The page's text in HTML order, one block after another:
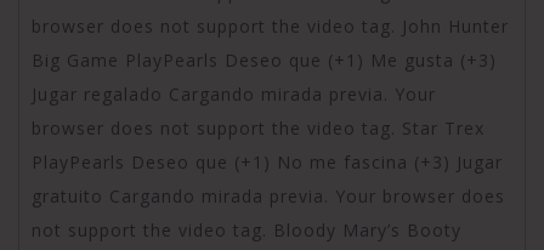
browser does not support the video tag. John Hunter
Big Game PlayPearls Deseo que (+1) Me gusta (+3)
Jugar regalado Cargando mirada previa. Your
browser does not support the video tag. Star Trex
PlayPearls Deseo que (+1) No me fascina (+3) Jugar
gratuito Cargando mirada previa. Your browser does
not support the video tag. Bloody Mary’s Booty